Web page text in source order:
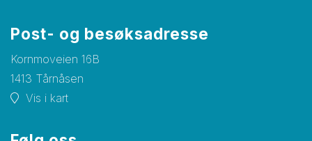
Post- og besøksadresse
Kornmoveien 16B
1413 Tårnåsen
Vis i kart